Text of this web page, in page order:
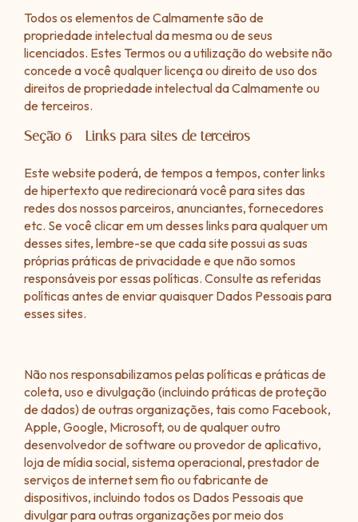
Todos os elementos de Calmamente são de
propriedade intelectual da mesma ou de seus
licenciados. Estes Termos ou a utilização do website não
concede a você qualquer licença ou direito de uso dos
direitos de propriedade intelectual da Calmamente ou
de terceiros.
Seção 6 - Links para sites de terceiros
Este website poderá, de tempos a tempos, conter links
de hipertexto que redirecionará você para sites das
redes dos nossos parceiros, anunciantes, fornecedores
etc. Se você clicar em um desses links para qualquer um
desses sites, lembre-se que cada site possui as suas
próprias práticas de privacidade e que não somos
responsáveis por essas políticas. Consulte as referidas
políticas antes de enviar quaisquer Dados Pessoais para
esses sites.
Não nos responsabilizamos pelas políticas e práticas de
coleta, uso e divulgação (incluindo práticas de proteção
de dados) de outras organizações, tais como Facebook,
Apple, Google, Microsoft, ou de qualquer outro
desenvolvedor de software ou provedor de aplicativo,
loja de mídia social, sistema operacional, prestador de
serviços de internet sem fio ou fabricante de
dispositivos, incluindo todos os Dados Pessoais que
divulgar para outras organizações por meio dos